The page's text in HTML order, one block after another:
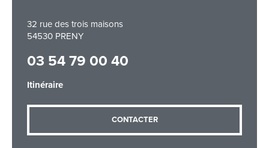
32 rue des trois maisons
54530 PRENY
03 54 79 00 40
Itinéraire
CONTACTER
Téléphone
Adresse email